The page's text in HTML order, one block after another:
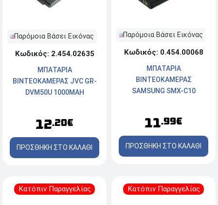
Παρόμοια Βάσει Εικόνας
Κωδικός: 2.454.02635
ΜΠΑΤΑΡΙΑ
ΒΙΝΤΕΟΚΑΜΕΡΑΣ JVC GR-
DVM50U 1000MAH
12.20€
ΠΡΟΣΘΗΚΗ ΣΤΟ ΚΑΛΑΘΙ
Παρόμοια Βάσει Εικόνας
Κωδικός: 0.454.00068
ΜΠΑΤΑΡΙΑ
ΒΙΝΤΕΟΚΑΜΕΡΑΣ
SAMSUNG SMX-C10
11.99€
ΠΡΟΣΘΗΚΗ ΣΤΟ ΚΑΛΑΘΙ
Κατόπιν Παραγγελίας Κατόπιν Παραγγελίας